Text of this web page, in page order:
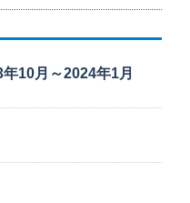
10月～2024年1月